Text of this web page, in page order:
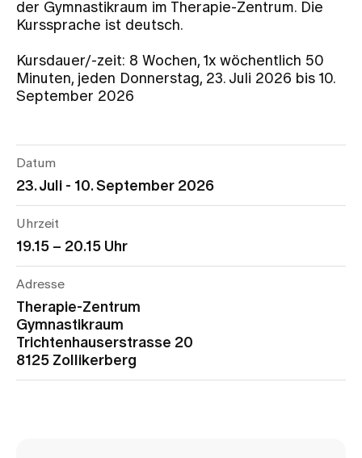
Aktuelles
Jobs & Karriere
Babygalerie
Blog
Publikationen
der Gymnastikraum im Therapie-Zentrum. Die
Kurssprache ist deutsch.
Kursdauer/-zeit: 8 Wochen, 1x wöchentlich 50
Minuten, jeden Donnerstag, 23. Juli 2026 bis 10.
September 2026
Datum
23. Juli - 10. September 2026
Uhrzeit
19.15 – 20.15 Uhr
Adresse
Therapie-Zentrum
Gymnastikraum
Trichtenhauserstrasse 20
8125 Zollikerberg